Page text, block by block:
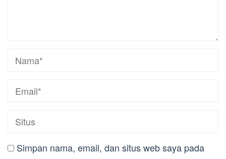
Simpan nama, email, dan situs web saya pada